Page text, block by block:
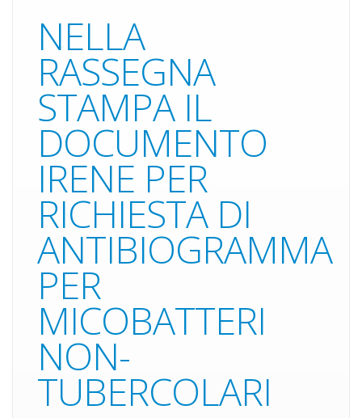
NELLA
RASSEGNA
STAMPA IL
DOCUMENTO
IRENE PER
RICHIESTA DI
ANTIBIOGRAMMA
PER
MICOBATTERI
NON-
TUBERCOLARI